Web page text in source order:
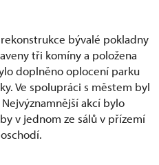
bývalé pokladny
tři komíny a položena
doplněno oplocení parku
Ve spolupráci s městem byl
akcí bylo
v jednom ze sálů v přízemí